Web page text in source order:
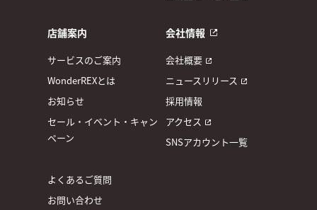
店舗案内
サービスのご案内
WonderREXとは
お知らせ
セール・イベント・キャン
ペーン
会社情報
会社概要
ニュースリリース
採用情報
アクセス
SNSアカウント一覧
よくあるご質問
お問い合わせ